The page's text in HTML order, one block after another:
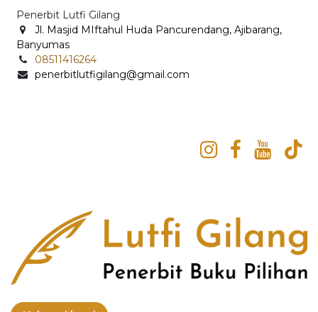
Penerbit Lutfi Gilang
Jl. Masjid MIftahul Huda Pancurendang, Ajibarang,
Banyumas
08511416264
penerbitlutfigilang@gmail.com